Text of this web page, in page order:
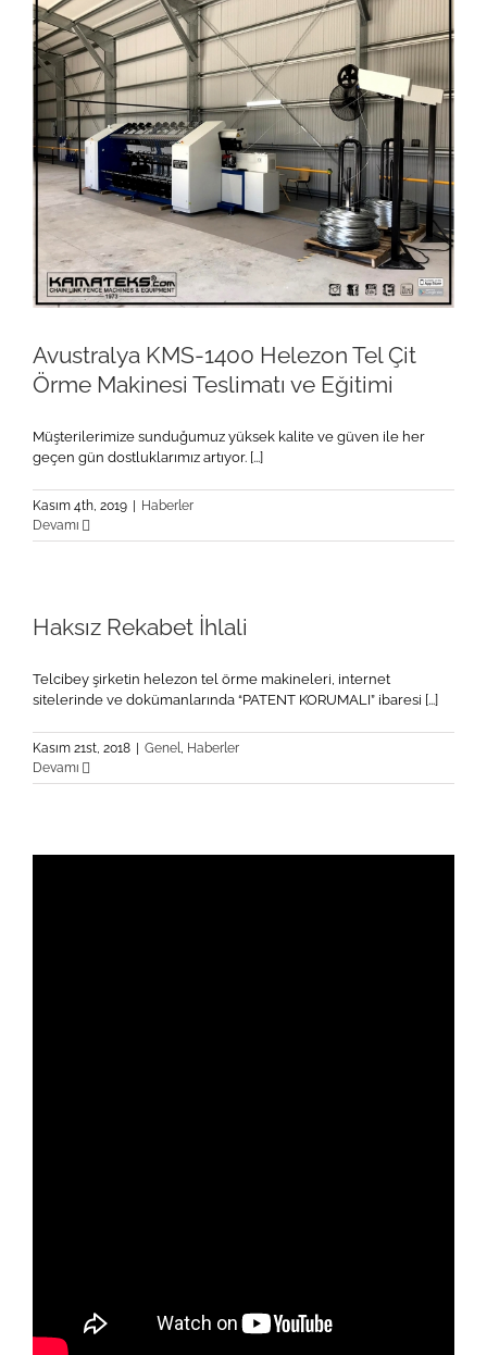
Avustralya KMS-1400 Helezon Tel Çit
Örme Makinesi Teslimatı ve Eğitimi
Müşterilerimize sunduğumuz yüksek kalite ve güven ile her
geçen gün dostluklarımız artıyor. [...]
Kasım 4th, 2019 | Haberler
Devamı
Haksız Rekabet İhlali
Telcibey şirketin helezon tel örme makineleri, internet
sitelerinde ve dokümanlarında “PATENT KORUMALI” ibaresi [...]
Kasım 21st, 2018 | Genel
Haberler
Devamı